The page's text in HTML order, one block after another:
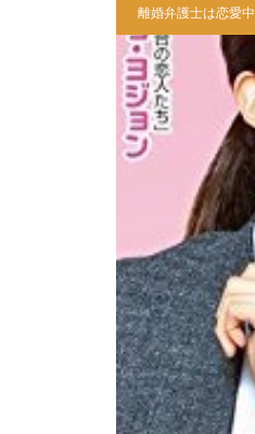
離婚弁護士は恋愛中